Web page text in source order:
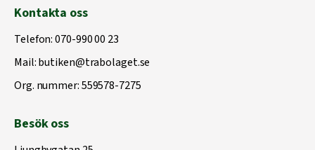
Kontakta oss
Telefon:070-990 00 23
Mail:butiken@trabolaget.se
Org. nummer: 559578-7275
Besök oss